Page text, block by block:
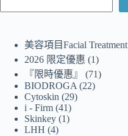
美容項目Facial Treatment
2026 限定優惠
1
『限時優惠』
71
BIODROGA
22
Cytoskin
29
i - Firm 41
Skinkey 1
LHH 4